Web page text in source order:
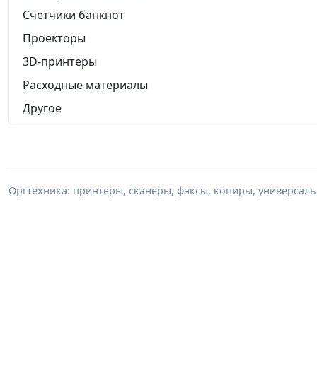
Счетчики банкнот
Проекторы
3D-принтеры
Расходные материалы
Другое
Оргтехника: принтеры, сканеры, факсы, копиры,